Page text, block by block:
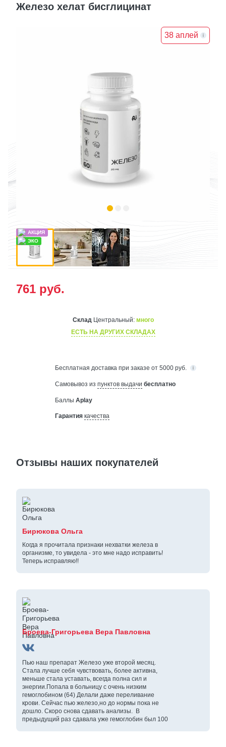
Железо хелат бисглицинат
38 аплей
761 руб.
Склад Центральный: много
ЕСТЬ НА ДРУГИХ СКЛАДАХ
Бесплатная доставка при заказе от 5000 руб.
Самовывоз из пунктов выдачи бесплатно
Баллы Aplay
Гарантия качества
Отзывы наших покупателей
Бирюкова Ольга
Когда я прочитала признаки нехватки железа в
организме, то увидела - это мне надо исправить!
Теперь исправляю!!
Броева-Григорьева Вера Павловна
Пью наш препарат Железо уже второй месяц.
Стала лучше себя чувствовать, более активна,
меньше стала уставать, всегда полна сил и
энергии.Попала в больницу с очень низким
гемоглобином (64) Делали даже переливание
крови. Сейчас пью железо,но до нормы пока не
дошло. Скоро снова сдавать анализы. В
предыдущий раз сдавала уже гемоглобин был 100